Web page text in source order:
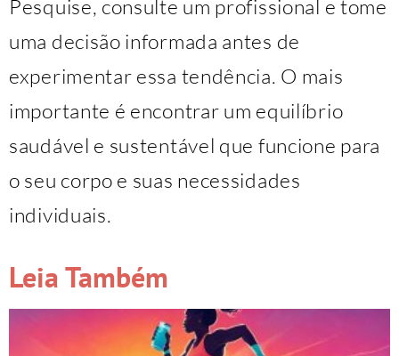
Pesquise, consulte um profissional e tome
uma decisão informada antes de
experimentar essa tendência. O mais
importante é encontrar um equilíbrio
saudável e sustentável que funcione para
o seu corpo e suas necessidades
individuais.
Leia Também